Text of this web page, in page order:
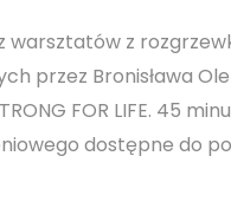
warsztatów z
przez Bronisława
FOR LIFE. 45
dostępne do